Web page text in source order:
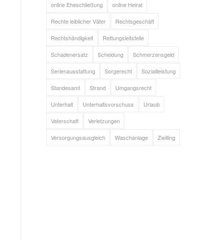
online Eheschließung online Heirat
Rechte leiblicher Väter Rechtsgeschäft
Rechtshändigkeit Rettungsleitstelle
Schadenersatz Scheidung Schmerzensgeld
Serienausstattung Sorgerecht Soziallleistung
Standesamt Strand Umgangsrecht
Unterhalt Unterhaltsvorschuss Urlaub
Vaterschaft Verletzungen
Versorgungsausgleich Waschanlage Zwilling